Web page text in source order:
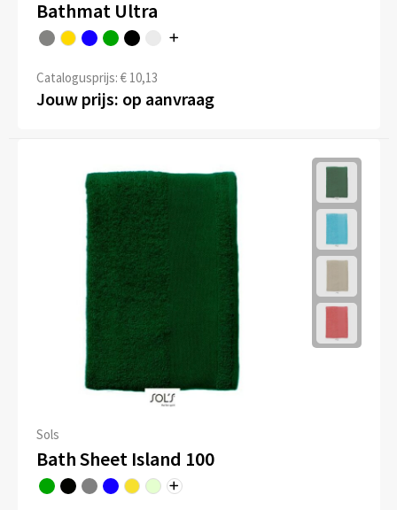
Bathmat Ultra
Catalogusprijs: € 10,13
Jouw prijs: op aanvraag
Sols
Bath Sheet Island 100